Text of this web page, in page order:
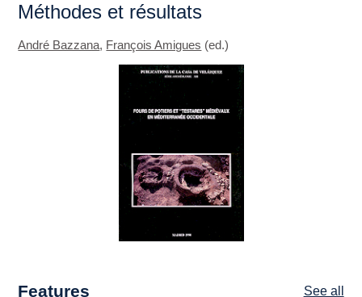
Méthodes et résultats
André Bazzana, François Amigues (ed.)
Features See all